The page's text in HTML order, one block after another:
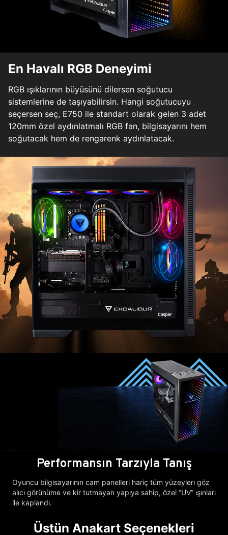
En Havalı RGB Deneyimi
RGB ışıklarının büyüsünü dilersen soğutucu
sistemlerine de taşıyabilirsin. Hangi soğutucuyu
seçersen seç, E750 ile standart olarak gelen 3 adet
120mm özel aydınlatmalı RGB fan, bilgisayarını hem
soğutacak hem de rengarenk aydınlatacak.
Performansın Tarzıyla Tanış
Oyuncu bilgisayarının cam panelleri hariç tüm yüzeyleri göz
alıcı görünüme ve kir tutmayan yapıya sahip, özel “UV” ışınları
ile kaplandı.
Üstün Anakart Seçenekleri